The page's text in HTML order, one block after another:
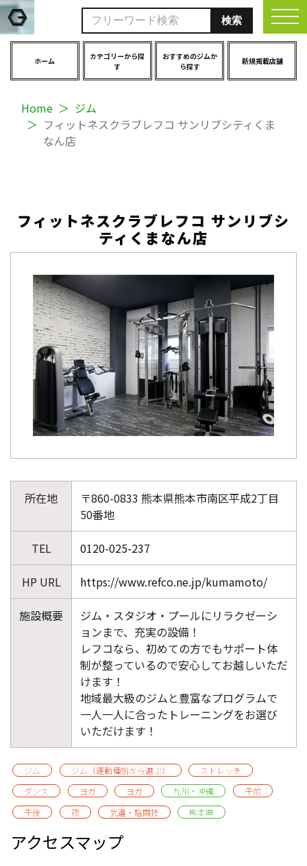
ホーム
カテゴリーから探
す
おすすめのジムか
ら探す
新規掲載店舗
Home
ジム
フィットネスクラブレフコ サンリブシティくま
なん店
フィットネスクラブレフコ サンリブシ
ティくまなん店
所在地
〒860-0833 熊本県熊本市南区平成2丁目
50番地
TEL 0120-025-237
HP URL https://www.refco.ne.jp/kumamoto/
施設概要
ジム・スタジオ・プールにリラクゼーシ
ョンまで、充実の設備！
レフコなら、初めての方でもサポート体
制が整っているので安心してお越しいただ
けます！
地域最大級のジムと豊富なプログラムで
一人一人に合ったトレーニングをお選び
いただけます！
ジム ジム（運動種別から選ぶ）
ストレッチ
ダンス
ヨガ ヨガ 九州・沖縄
午前
午後
夜 武道・格闘技 熊本県
アクセスマップ